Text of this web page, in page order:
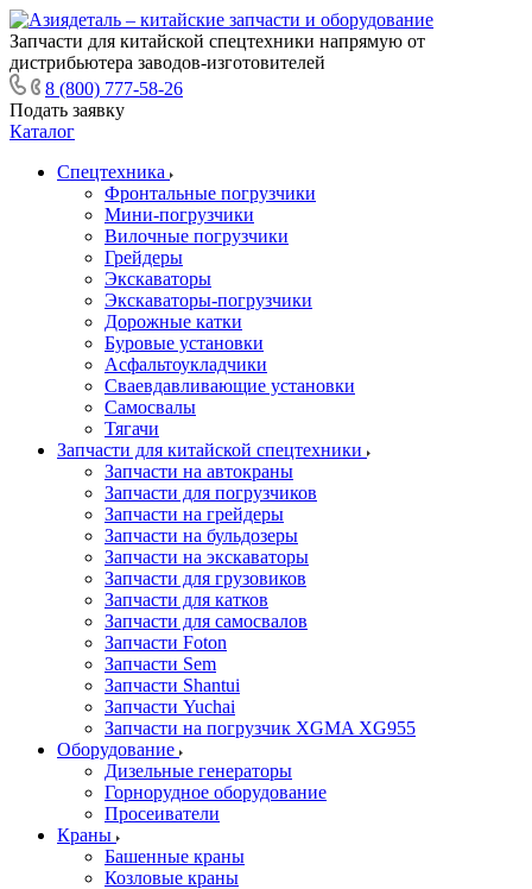
Запчасти для китайской спецтехники напрямую от
дистрибьютера заводов-изготовителей
8 (800) 777-58-26
Подать заявку
Каталог
Спецтехника
Фронтальные погрузчики
Мини-погрузчики
Вилочные погрузчики
Грейдеры
Экскаваторы
Экскаваторы-погрузчики
Дорожные катки
Буровые установки
Асфальтоукладчики
Сваевдавливающие установки
Самосвалы
Тягачи
Запчасти для китайской спецтехники
Запчасти на автокраны
Запчасти для погрузчиков
Запчасти на грейдеры
Запчасти на бульдозеры
Запчасти на экскаваторы
Запчасти для грузовиков
Запчасти для катков
Запчасти для самосвалов
Запчасти Foton
Запчасти Sem
Запчасти Shantui
Запчасти Yuchai
Запчасти на погрузчик XGMA XG955
Оборудование
Дизельные генераторы
Горнорудное оборудование
Просеиватели
Краны
Башенные краны
Козловые краны